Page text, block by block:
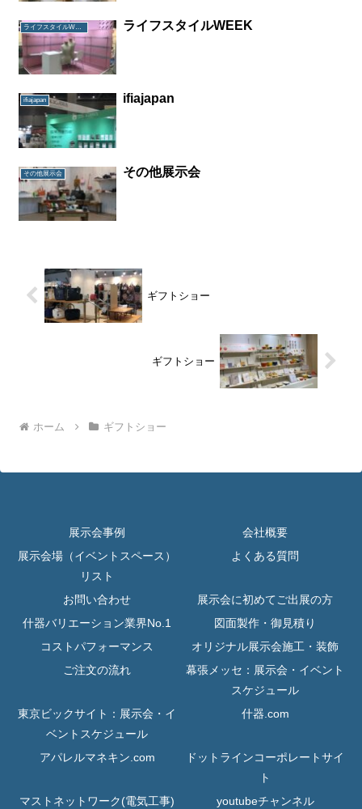
ライフスタイルWEEK ライフスタイルWEEK
ifiajapan ifiajapan
その他展示会 その他展示会
ギフトショー
ギフトショー
ホーム ギフトショー
展示会事例
会社概要
展示会場（イベントスペース）
リスト
よくある質問
お問い合わせ
展示会に初めてご出展の方
什器バリエーション業界No.1
図面製作・御見積り
コストパフォーマンス
オリジナル展示会施工・装飾
ご注文の流れ
幕張メッセ：展示会・イベント
スケジュール
東京ビックサイト：展示会・イ
ベントスケジュール
什器.com
アパレルマネキン.com
ドットラインコーポレートサイ
ト
マストネットワーク(電気工事)
youtubeチャンネル